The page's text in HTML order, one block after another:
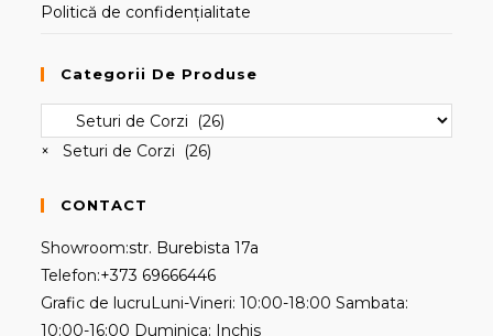
Politică de confidențialitate
Categorii De Produse
× Seturi de Corzi (26)
CONTACT
Showroom:str. Burebista 17a
Telefon:+373 69666446Opens
in
your
Grafic de lucru Luni-Vineri: 10:00-18:00 Sambata:
10:00-16:00 Duminica: Inchis